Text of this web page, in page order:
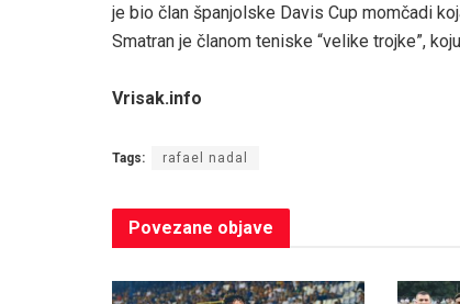
je bio član španjolske Davis Cup momčadi
Smatran je članom teniske “velike trojke”,
Vrisak.info
Tags: rafael nadal
Povezane objave